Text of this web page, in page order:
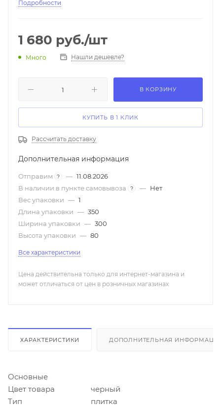
Подробности
1 680 руб./шт
Много Нашли дешевле?
В КОРЗИНУ
КУПИТЬ В 1 КЛИК
Рассчитать доставку
Дополнительная информация
Отправим ? — 11.08.2026
В наличии в пункте самовывоза
? — Нет
Вес упаковки — 1
Длина упаковки — 350
Ширина упаковки — 300
Высота упаковки — 80
Все характеристики
Цена действительна только для интернет-магазина и
может отличаться от цен в розничных магазинах
ХАРАКТЕРИСТИКИ ДОПОЛНИТЕЛЬНАЯ
Основные
Цвет товара
черный
Тип
плитка